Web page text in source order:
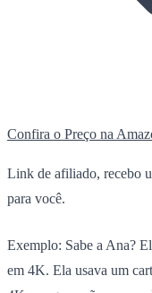
Confira o Preço na
Link de afiliado, recebo
para você.
Exemplo: Sabe a Ana?
em 4K. Ela usava um